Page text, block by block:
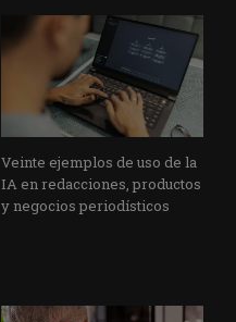
Veinte ejemplos de uso de la
IA en redacciones, productos
y negocios periodísticos